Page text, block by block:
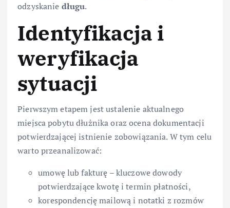
odzyskanie długu.
Identyfikacja i
weryfikacja
sytuacji
Pierwszym etapem jest ustalenie aktualnego
miejsca pobytu dłużnika oraz ocena dokumentacji
potwierdzającej istnienie zobowiązania. W tym celu
warto przeanalizować:
umowę lub fakturę – kluczowe dowody
potwierdzające kwotę i termin płatności,
korespondencję mailową i notatki z rozmów